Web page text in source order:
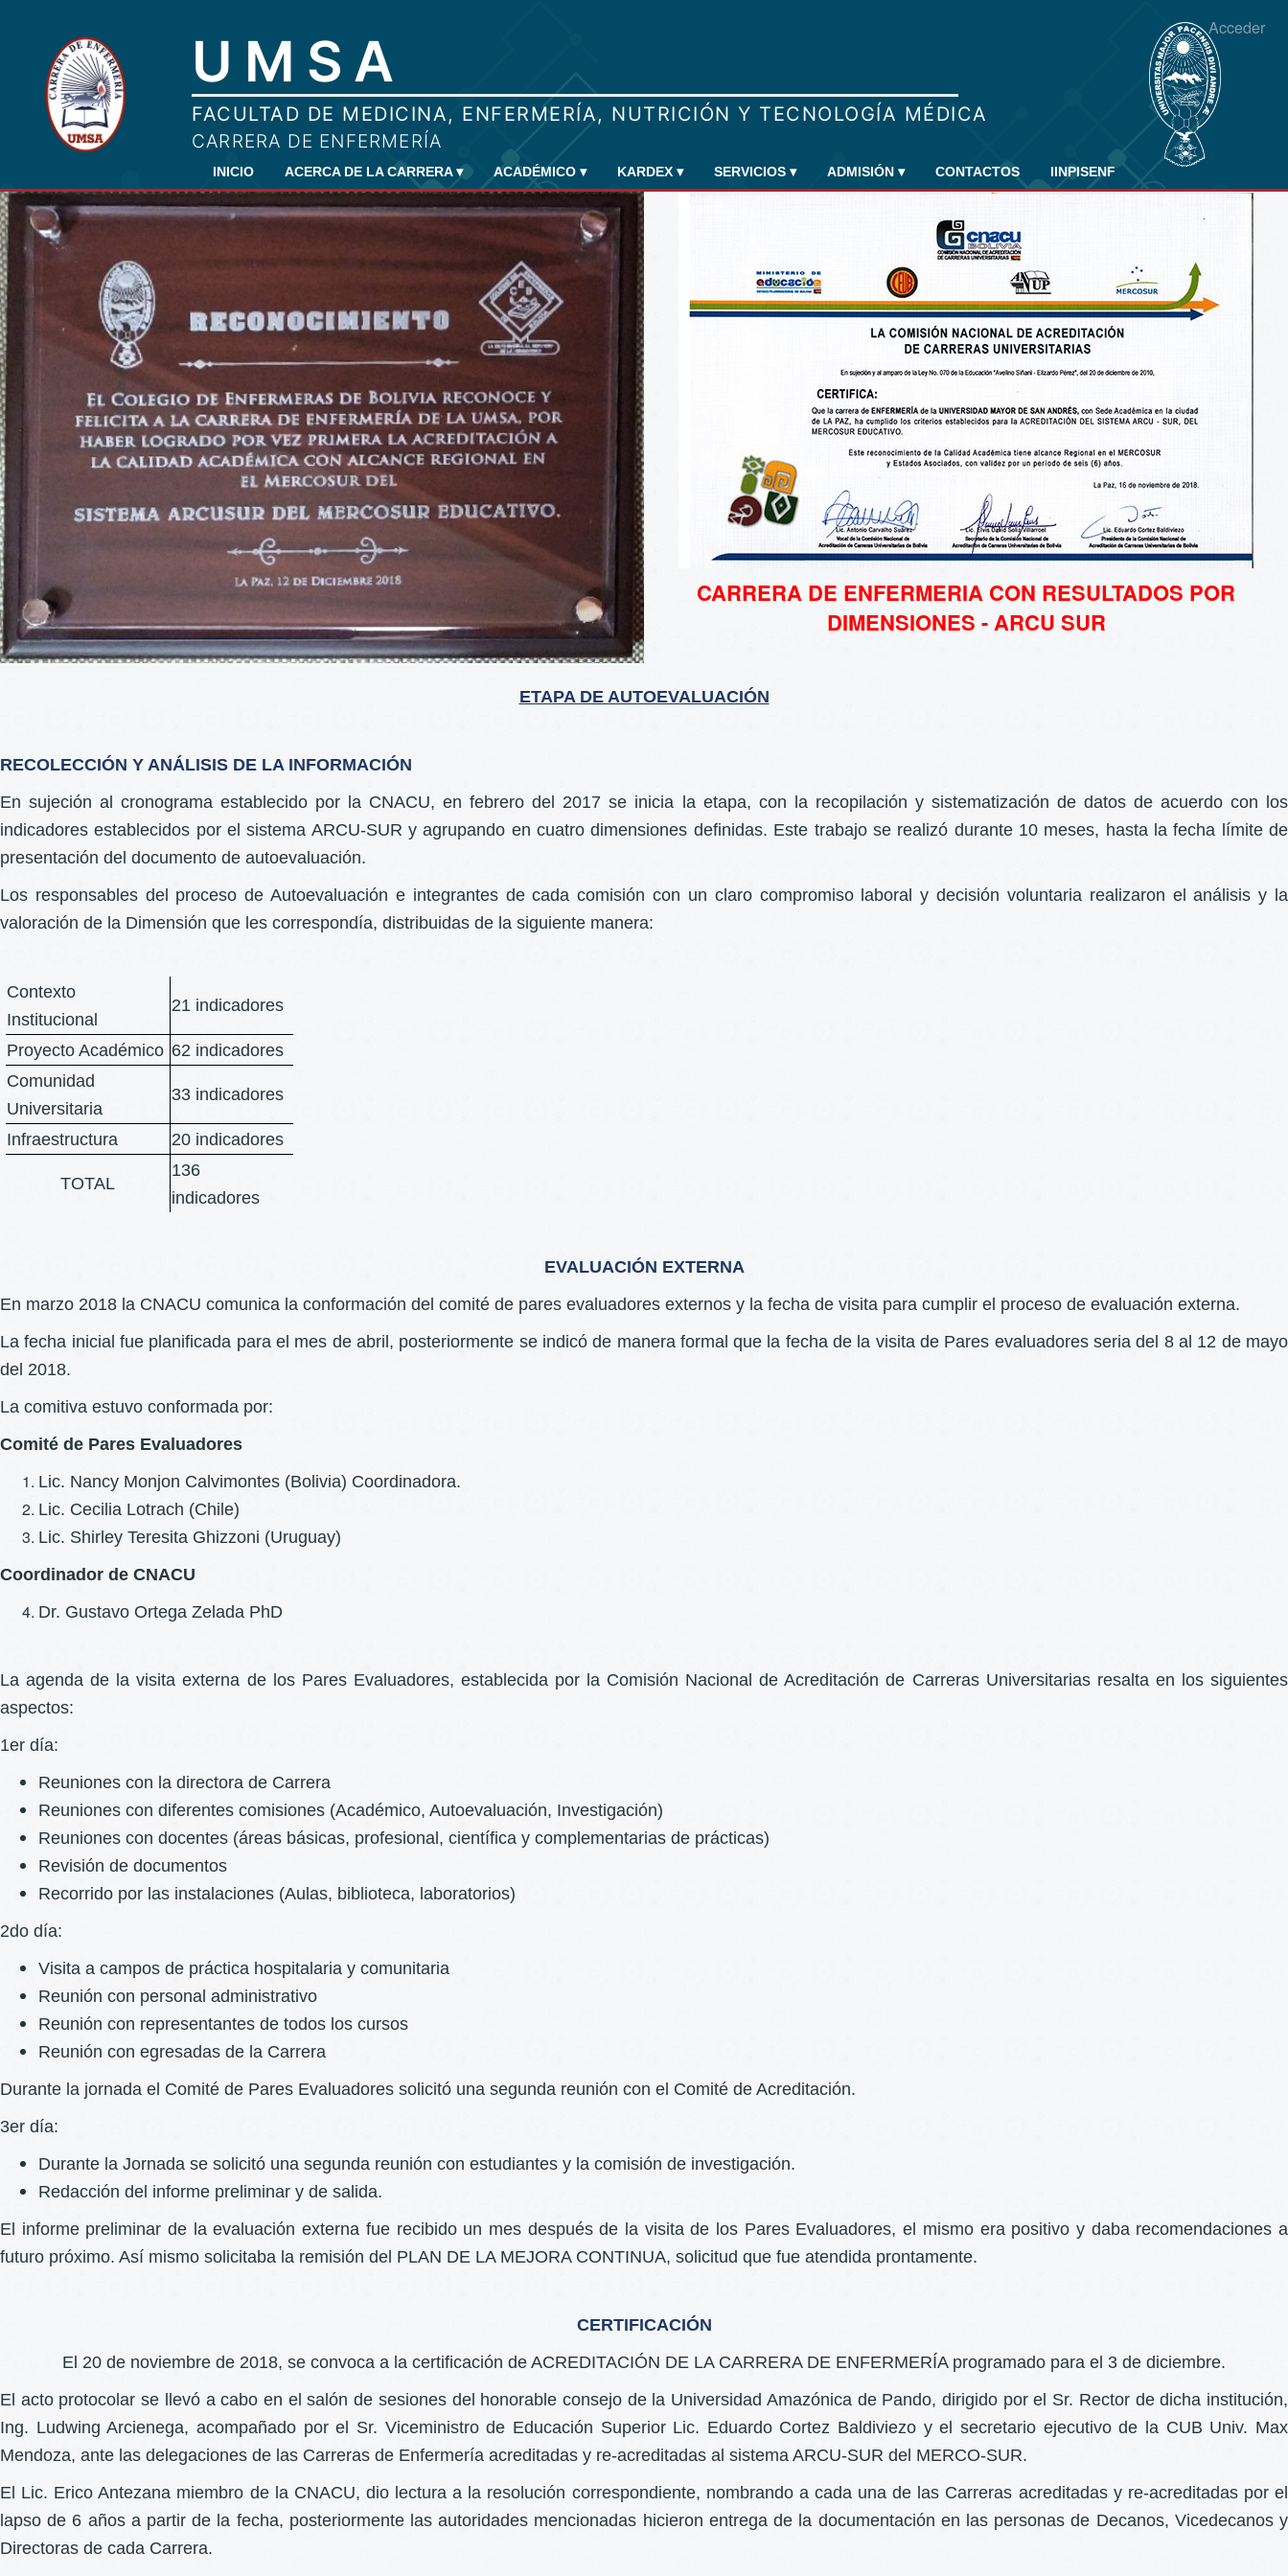
Acceder
INICIO ACERCA DE LA CARRERA▾ ACADÉMICO ▾ KARDEX ▾ SERVICIOS ▾ ADMISIÓN ▾ CONTACTOS IINPISENF
CARRERA DE ENFERMERIA CON RESULTADOS POR
DIMENSIONES - ARCU SUR
ETAPA DE AUTOEVALUACIÓN
RECOLECCIÓN Y ANÁLISIS DE LA INFORMACIÓN
En sujeción al cronograma establecido por la CNACU, en febrero del 2017 se inicia la etapa, con la recopilación y sistematización de datos de acuerdo con los
indicadores establecidos por el sistema ARCU-SUR y agrupando en cuatro dimensiones definidas. Este trabajo se realizó durante 10 meses, hasta la fecha límite de
presentación del documento de autoevaluación.
Los responsables del proceso de Autoevaluación e integrantes de cada comisión con un claro compromiso laboral y decisión voluntaria realizaron el análisis y la
valoración de la Dimensión que les correspondía, distribuidas de la siguiente manera:
Contexto
Institucional
21 indicadores
Proyecto Académico 62 indicadores
Comunidad
Universitaria
33 indicadores
Infraestructura 20 indicadores
TOTAL
136
indicadores
EVALUACIÓN EXTERNA
En marzo 2018 la CNACU comunica la conformación del comité de pares evaluadores externos y la fecha de visita para cumplir el proceso de evaluación externa.
La fecha inicial fue planificada para el mes de abril, posteriormente se indicó de manera formal que la fecha de la visita de Pares evaluadores seria del 8 al 12 de mayo
del 2018.
La comitiva estuvo conformada por:
Comité de Pares Evaluadores
Lic. Nancy Monjon Calvimontes (Bolivia) Coordinadora.
Lic. Cecilia Lotrach (Chile)
Lic. Shirley Teresita Ghizzoni (Uruguay)
Coordinador de CNACU
Dr. Gustavo Ortega Zelada PhD
La agenda de la visita externa de los Pares Evaluadores, establecida por la Comisión Nacional de Acreditación de Carreras Universitarias resalta en los siguientes
aspectos:
1er día:
Reuniones con la directora de Carrera
Reuniones con diferentes comisiones (Académico, Autoevaluación, Investigación)
Reuniones con docentes (áreas básicas, profesional, científica y complementarias de prácticas)
Revisión de documentos
Recorrido por las instalaciones (Aulas, biblioteca, laboratorios)
2do día:
Visita a campos de práctica hospitalaria y comunitaria
Reunión con personal administrativo
Reunión con representantes de todos los cursos
Reunión con egresadas de la Carrera
Durante la jornada el Comité de Pares Evaluadores solicitó una segunda reunión con el Comité de Acreditación.
3er día:
Durante la Jornada se solicitó una segunda reunión con estudiantes y la comisión de investigación.
Redacción del informe preliminar y de salida.
El informe preliminar de la evaluación externa fue recibido un mes después de la visita de los Pares Evaluadores, el mismo era positivo y daba recomendaciones a
futuro próximo. Así mismo solicitaba la remisión del PLAN DE LA MEJORA CONTINUA, solicitud que fue atendida prontamente.
CERTIFICACIÓN
El 20 de noviembre de 2018, se convoca a la certificación de ACREDITACIÓN DE LA CARRERA DE ENFERMERÍA programado para el 3 de diciembre.
El acto protocolar se llevó a cabo en el salón de sesiones del honorable consejo de la Universidad Amazónica de Pando, dirigido por el Sr. Rector de dicha institución,
Ing. Ludwing Arcienega, acompañado por el Sr. Viceministro de Educación Superior Lic. Eduardo Cortez Baldiviezo y el secretario ejecutivo de la CUB Univ. Max
Mendoza, ante las delegaciones de las Carreras de Enfermería acreditadas y re-acreditadas al sistema ARCU-SUR del MERCO-SUR.
El Lic. Erico Antezana miembro de la CNACU, dio lectura a la resolución correspondiente, nombrando a cada una de las Carreras acreditadas y re-acreditadas por el
lapso de 6 años a partir de la fecha, posteriormente las autoridades mencionadas hicieron entrega de la documentación en las personas de Decanos, Vicedecanos y
Directoras de cada Carrera.